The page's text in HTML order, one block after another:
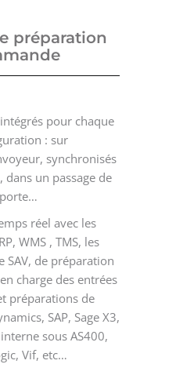
préparation
pour chaque
: sur
synchronisés
dans un passage de
porte…
réel avec les
WMS , TMS, les
SAV, de préparation
charge des entrées
préparations de
SAP, Sage X3,
sous AS400,
Vif, etc…